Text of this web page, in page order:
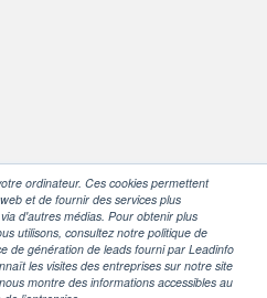
ordinateur. Ces cookies permettent
et de fournir des services plus
d'autres médias. Pour obtenir plus
utilisons, consultez notre politique de
de génération de leads fourni par Leadinfo
les visites des entreprises sur notre site
montre des informations accessibles au
NOUS